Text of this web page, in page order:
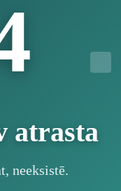
atrasta
neeksistē.